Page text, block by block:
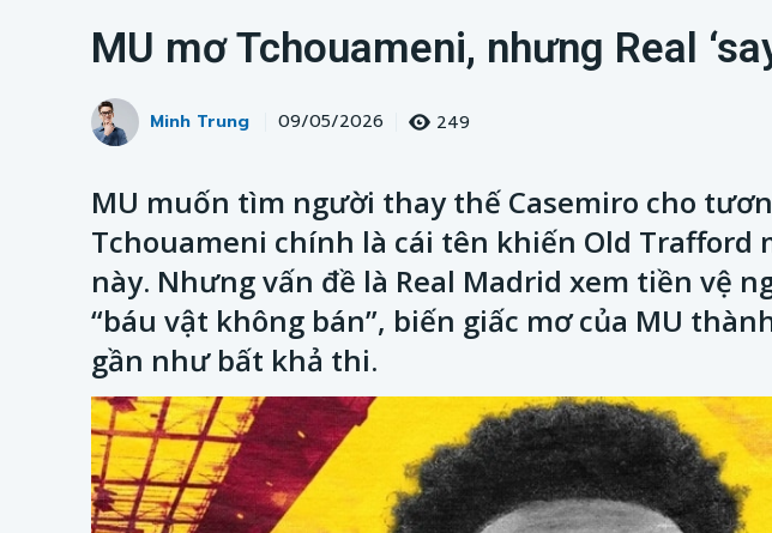
MU mơ Tchouameni, nhưng Real
Minh Trung 09/05/2026 249
MU muốn tìm người thay thế Casemiro cho
Tchouameni chính là cái tên khiến Old Trafford
này. Nhưng vấn đề là Real Madrid xem tiền vệ
“báu vật không bán”, biến giấc mơ của MU
gần như bất khả thi.